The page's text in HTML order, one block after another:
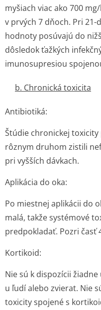
myšiach viac ako 700
v prvých 7 dňoch. Pri
hodnoty posúvajú do
dôsledok ťažkých
imunosupresiou
b. Chronická toxicita
Antibiotiká:
Štúdie chronickej
rôznym druhom zistili
pri vyšších dávkach.
Aplikácia do oka:
Po miestnej aplikácii do
malá, takže systémové
predpokladať. Pozri časť
Kortikoid:
Nie sú k dispozícii
u ľudí alebo zvierat. Nie
toxicity spojené s